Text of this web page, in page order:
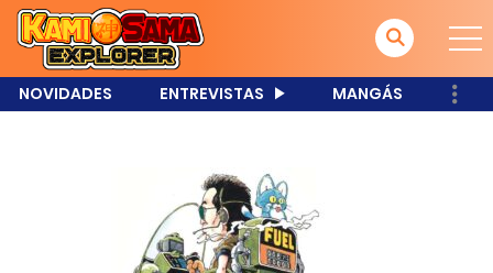
NOVIDADES ENTREVISTAS MANGÁS